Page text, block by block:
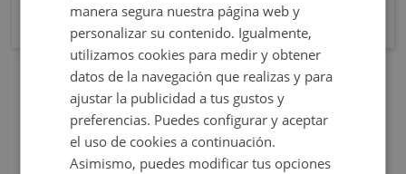
manera segura nuestra página web y
personalizar su contenido. Igualmente,
utilizamos cookies para medir y obtener
datos de la navegación que realizas y para
ajustar la publicidad a tus gustos y
preferencias. Puedes configurar y aceptar
el uso de cookies a continuación.
Asimismo, puedes modificar tus opciones